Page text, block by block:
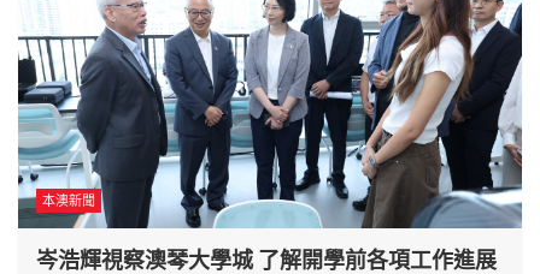
本澳新聞
岑浩輝視察澳琴大學城 了解開學前各項工作進展